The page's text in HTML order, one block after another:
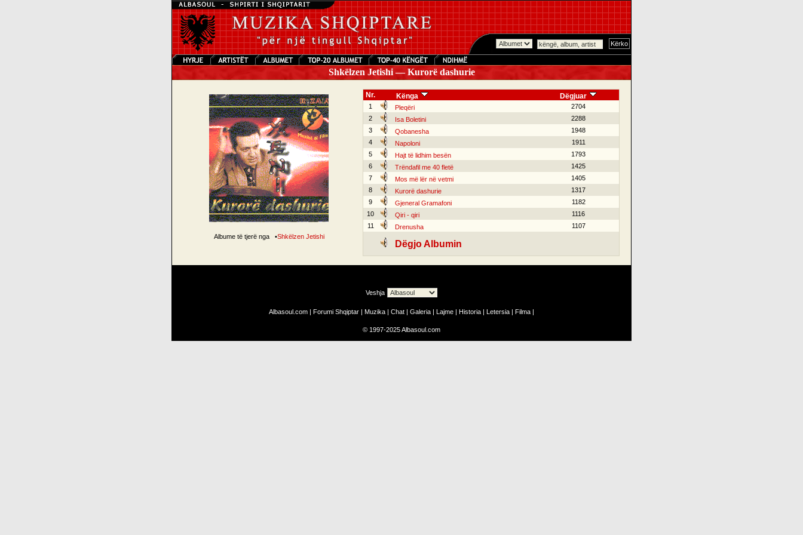
Shkëlzen Jetishi — Kurorë dashurie
Albume të tjerë nga •Shkëlzen Jetishi
Nr. Kënga Dëgjuar
1 Pleqëri
2704
2
Isa Boletini
2288
3
Qobanesha
1948
4
Napoloni
1911
5
Hajt të lidhim besën
1793
6
Trëndafil me 40 fletë
1425
7
Mos më lër në vetmi
1405
8
Kurorë dashurie
1317
9
Gjeneral Gramafoni
1182
10
Qiri - qiri
1116
11
Drenusha 1107
Dëgjo Albumin
Veshja
Albasoul.com | Forumi Shqiptar | Muzika | Chat | Galeria | Lajme | Historia | Letersia | Filma |
© 1997-2025Albasoul.com